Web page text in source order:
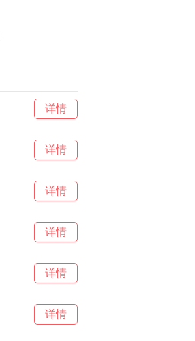
详情
详情
详情
详情
详情
详情